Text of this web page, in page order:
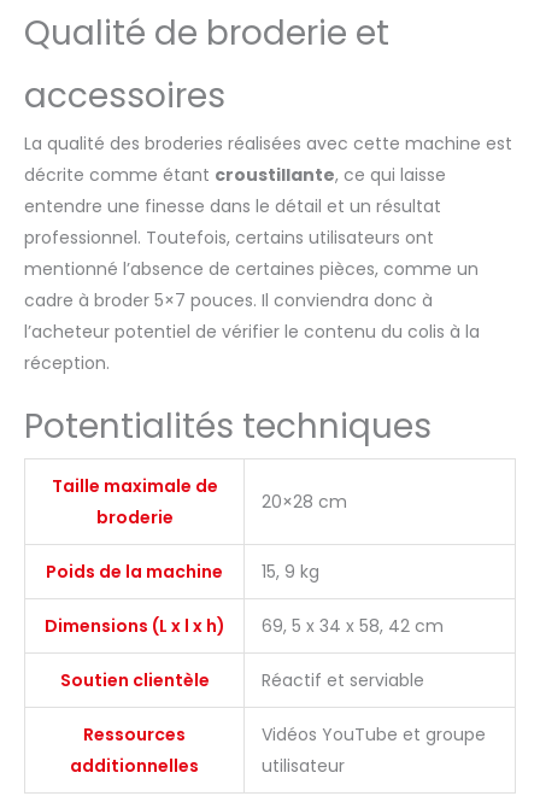
permettent de vous
utiliser un logiciel
numérique de broderie
pour concevoir des motifs
et les exporter au format
DST ou DSB, et les brancher
sur la machine à l'aide du
port USB fourni avec la
machine. 【Fonctionnalités
et d'un enroulement de
canette. Coupe-fil
automatique lorsqu'une
terminée. 【Fournitures de
La machine à broder
informatisée EOC06 sera
à broder, une boîte de
bobines pré-enroulées
colorées et des
stabilisateurs. 【Logiciel de
broderie】 Concernant le
logiciel de broderie,
contactez-nous
Qualité de broderie et
accessoires
La qualité des broderies réalisées avec cette machine est
décrite comme étant croustillante, ce qui laisse
entendre une finesse dans le détail et un résultat
professionnel. Toutefois, certains utilisateurs ont
mentionné l’absence de certaines pièces, comme un
cadre à broder 5×7 pouces. Il conviendra donc à
l’acheteur potentiel de vérifier le contenu du colis à la
réception.
Potentialités techniques
Taille maximale de
broderie
20×28 cm
Poids de la machine 15, 9 kg
Dimensions (L x l x h) 69, 5 x 34 x 58, 42 cm
Soutien clientèle Réactif et serviable
Ressources
additionnelles
Vidéos YouTube et groupe
utilisateur